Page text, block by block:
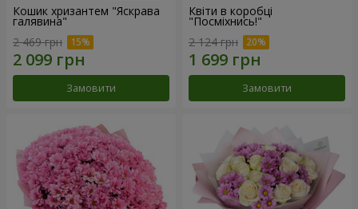
Кошик хризантем "Яскрава
галявина"
2 469 грн
Замовити
Квіти в коробці
"Посміхнись!"
2 124 грн
Замовити